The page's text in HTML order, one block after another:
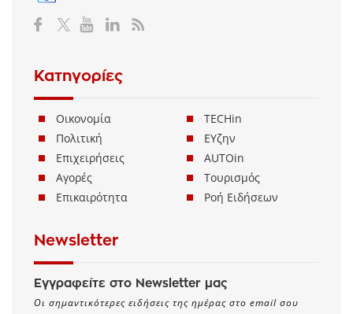
Κατηγορίες
Οικονομία
Πολιτική
Επιχειρήσεις
Αγορές
Επικαιρότητα
TECHin
ΕΥζην
AUTOin
Τουρισμός
Ροή Ειδήσεων
Newsletter
Εγγραφείτε στο Newsletter μας
Οι σημαντικότερες ειδήσεις της ημέρας στο email σου